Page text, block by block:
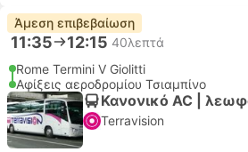
Άμεση επιβεβαίωση
11:35 12:15 40λεπτά
Rome Termini V Giolitti
Αφίξεις αεροδρομίου Τσιαμπίνο
Κανονικό AC |
Terravision